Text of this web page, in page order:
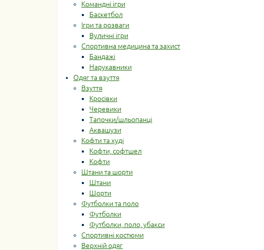
Командні ігри
Баскетбол
Ігри та розваги
Вуличні ігри
Спортивна медицина та захист
Бандажі
Нарукавники
Одяг та взуття
Взуття
Кросівки
Черевики
Тапочки/шльопанці
Аквашузи
Кофти та худі
Кофти, софтшел
Кофти
Штани та шорти
Штани
Шорти
Футболки та поло
Футболки
Футболки, поло, убакси
Спортивні костюми
Верхній одяг